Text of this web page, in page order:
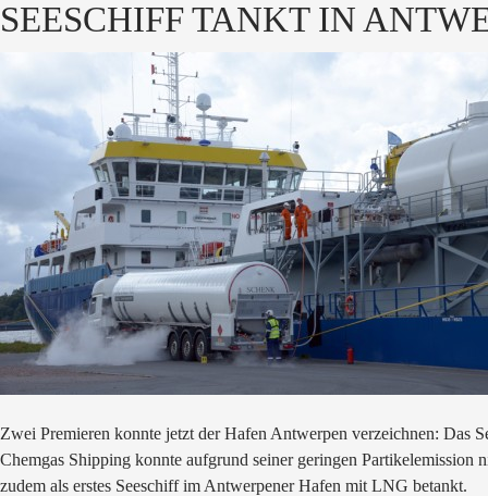
SEESCHIFF TANKT IN
Zwei Premieren konnte jetzt der Hafen Antwerpen verzeichnen: Das
Chemgas Shipping konnte aufgrund seiner geringen Partikelemission
zudem als erstes Seeschiff im Antwerpener Hafen mit LNG betankt.